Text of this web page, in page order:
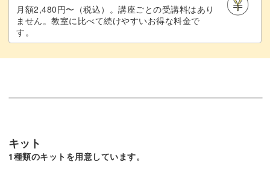
月額2,480円〜（税込）。講座ごとの受講料はあり
ません。教室に比べて続けやすいお得な料金で
す。
キット
1種類のキットを用意しています。